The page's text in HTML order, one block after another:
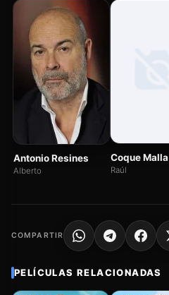
Antonio Resines
Alberto
Coque Malla
Raúl
COMPARTIR
PELÍCULAS RELACIONADAS